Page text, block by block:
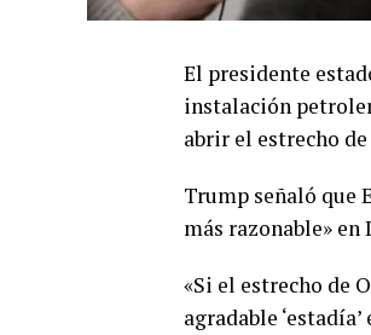
El presidente
instalación
abrir el estrecho
Trump señaló que
más razonable»
«Si el estrecho de
agradable